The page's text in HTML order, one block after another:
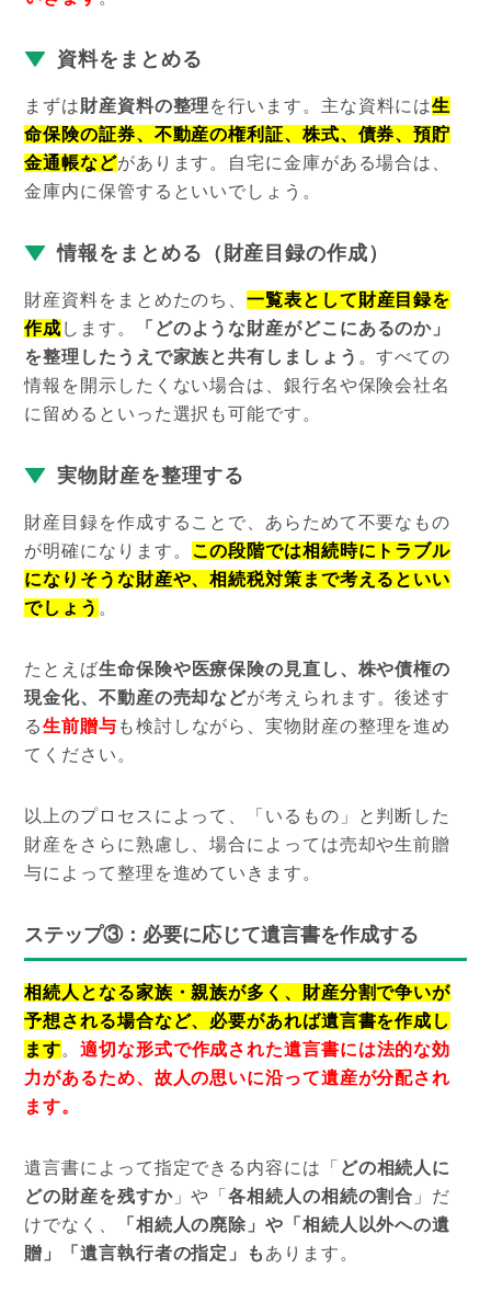
資料をまとめる
まずは財産資料の整理 を行います。主な資料には生
命保険の証券、不動産の権利証、株式、債券、預貯
金通帳などがあります。自宅に金庫がある場合は、
金庫内に保管するといいでしょう。
情報をまとめる（財産目録の作成）
財産資料をまとめたのち、一覧表として財産目録を
作成 します。
「どのような財産がどこにあるのか」
を整理したうえで家族と共有しましょう 。すべての
情報を開示したくない場合は、銀行名や保険会社名
に留めるといった選択も可能です。
実物財産を整理する
財産目録を作成することで、あらためて不要なもの
が明確になります。 この段階では相続時にトラブル
になりそうな財産や、相続税対策まで考えるといい
でしょう 。
たとえば生命保険や医療保険の見直し、株や債権の
現金化、不動産の売却などが考えられます。後述す
る生前贈与 も検討しながら、実物財産の整理を進め
てください。
以上のプロセスによって、「いるもの」と判断した
財産をさらに熟慮し、場合によっては売却や生前贈
与によって整理を進めていきます。
ステップ③：必要に応じて遺言書を作成する
相続人となる家族・親族が多く、財産分割で争いが
予想される場合など、必要があれば遺言書を作成し
ます。適切な形式で作成された遺言書には法的な効
力があるため、故人の思いに沿って遺産が分配され
ます。
遺言書によって指定できる内容には「 どの相続人に
どの財産を残すか」や「各相続人の相続の割合 」だ
けでなく、
「相続人の廃除」や「相続人以外への遺
贈」「遺言執行者の指定」も あります。